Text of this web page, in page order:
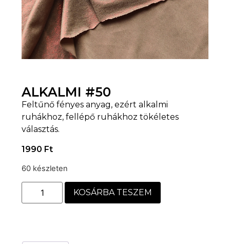
ALKALMI #50
Feltűnő fényes anyag, ezért alkalmi
ruhákhoz, fellépő ruhákhoz tökéletes
választás.
1990 Ft
60 készleten
KOSÁRBA TESZEM